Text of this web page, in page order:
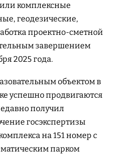
комплексные
геодезические,
проектно-сметной
завершением
2025 года.
объектом в
успешно продвигаются
получил
госэкспертизы
на 151 номер с
парком